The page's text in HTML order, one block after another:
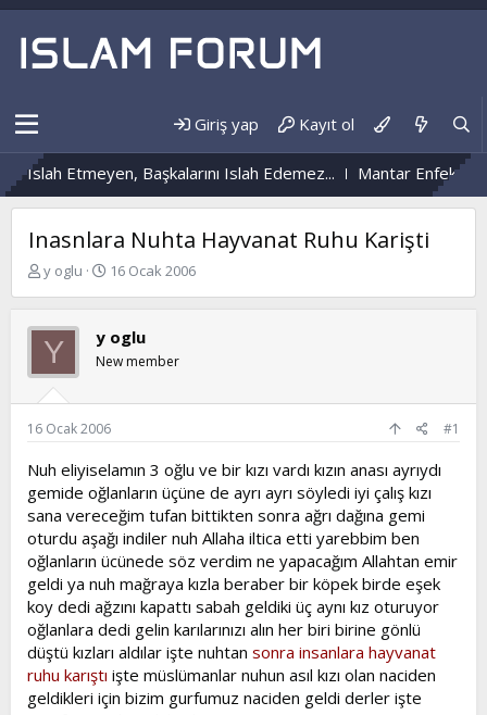
Giriş yap Kayıt ol
Etmeyen, Başkalarını Islah Edemez... Mantar
Inasnlara Nuhta Hayvanat Ruhu Karişti
K
b
u
u
b
a
l
t
a
n
y oglu
B
a
n
ı
ç
a
i
h
i
16 Ocak 2006
Y y oglu
New member
16 Ocak 2006 #1
Nuh eliyiselamın 3 oğlu ve bir kızı vardı kızın anası ayrıydı
gemide oğlanların üçüne de ayrı ayrı söyledi iyi çalış kızı
sana vereceğim tufan bittikten sonra ağrı dağına gemi
oturdu aşağı indiler nuh Allaha iltica etti yarebbim ben
oğlanların ücünede söz verdim ne yapacağım Allahtan emir
geldi ya nuh mağraya kızla beraber bir köpek birde eşek
koy dedi ağzını kapattı sabah geldiki üç aynı kız oturuyor
oğlanlara dedi gelin karılarınızı alın her biri birine gönlü
düştü kızları aldılar işte nuhtan sonra insanlara hayvanat
ruhu karıştı işte müslümanlar nuhun asıl kızı olan naciden
geldikleri için bizim gurfumuz naciden geldi derler işte